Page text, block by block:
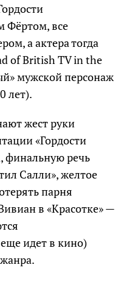
Фёртом, все
а актера тогда
of British TV in the
мужской персонаж
лет).
жест руки
«Гордости
финальную речь
Салли», желтое
парня
в «Красотке» —
идет в кино)